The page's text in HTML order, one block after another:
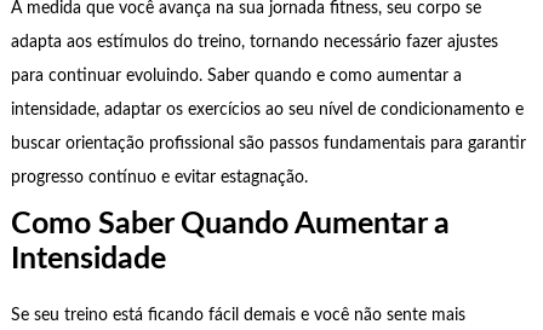
À medida que você avança na sua jornada fitness, seu corpo se
adapta aos estímulos do treino, tornando necessário fazer ajustes
para continuar evoluindo. Saber quando e como aumentar a
intensidade, adaptar os exercícios ao seu nível de condicionamento e
buscar orientação profissional são passos fundamentais para garantir
progresso contínuo e evitar estagnação.
Como Saber Quando Aumentar a
Intensidade
Se seu treino está ficando fácil demais e você não sente mais